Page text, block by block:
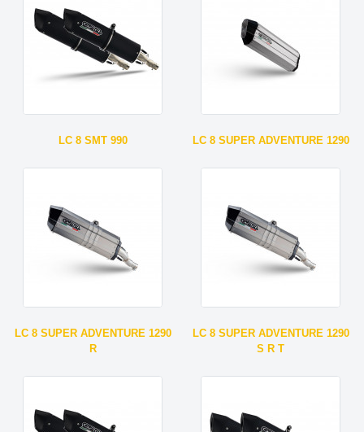
LC 8 SMT 990 LC 8 SUPER ADVENTURE 1290
LC 8 SUPER ADVENTURE 1290
R
LC 8 SUPER ADVENTURE 1290
S R T